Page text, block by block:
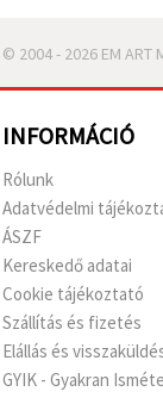
© 2004 - 2026 EM
INFORMÁCIÓ
Rólunk
Adatvédelmi
ÁSZF
Kereskedő adatai
Cookie tájékoztató
Szállítás és fizetés
Elállás és
GYIK - Gyakran